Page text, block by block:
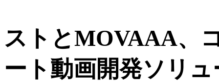
ストとMOVAAA、
ート動画開発ソリ